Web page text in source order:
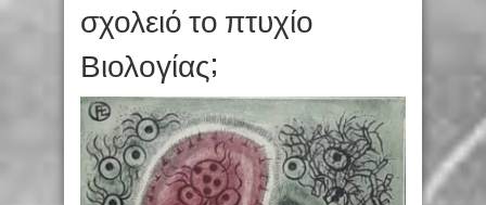
σχολειό το πτυχίο
Βιολογίας;